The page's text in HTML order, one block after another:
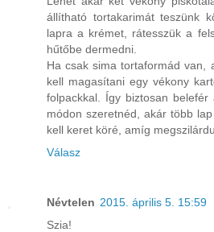
állítható tortakarimát teszünk
lapra a krémet, rátesszük a
hűtőbe dermedni.
Ha csak sima tortaformád van,
kell magasítani egy vékony
folpackkal. Így biztosan
módon szeretnéd, akár több
kell keret köré, amíg
Válasz
Névtelen 2015. április 5. 15:59
Szia!